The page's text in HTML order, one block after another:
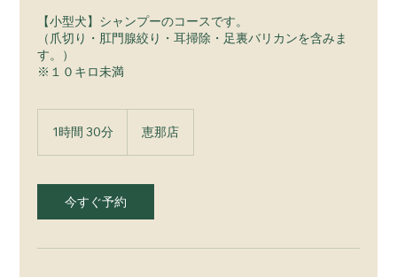
【小型犬】シャンプーのコースです。
（爪切り・肛門腺絞り・耳掃除・足裏バリカンを含みま
す。）
※１０キロ未満
1時間 30分
0
分
恵那店
今すぐ予約